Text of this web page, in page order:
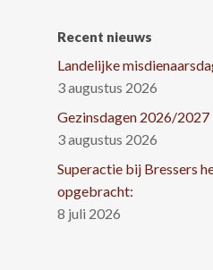
Recent nieuws
Landelijke
3 augustus 2026
Gezinsdagen 2026/2027
3 augustus 2026
Superactie bij Bressers
opgebracht:
8 juli 2026